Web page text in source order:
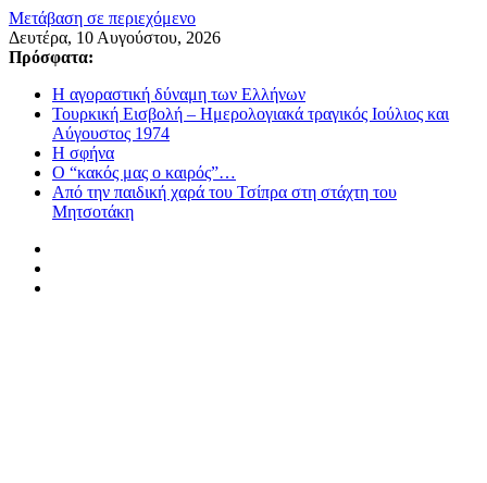
Μετάβαση σε περιεχόμενο
Δευτέρα, 10 Αυγούστου, 2026
Πρόσφατα:
Η αγοραστική δύναμη των Ελλήνων
Τουρκική Εισβολή – Ημερολογιακά τραγικός Ιούλιος και
Αύγουστος 1974
Η σφήνα
Ο “κακός μας ο καιρός”…
Από την παιδική χαρά του Τσίπρα στη στάχτη του
Μητσοτάκη